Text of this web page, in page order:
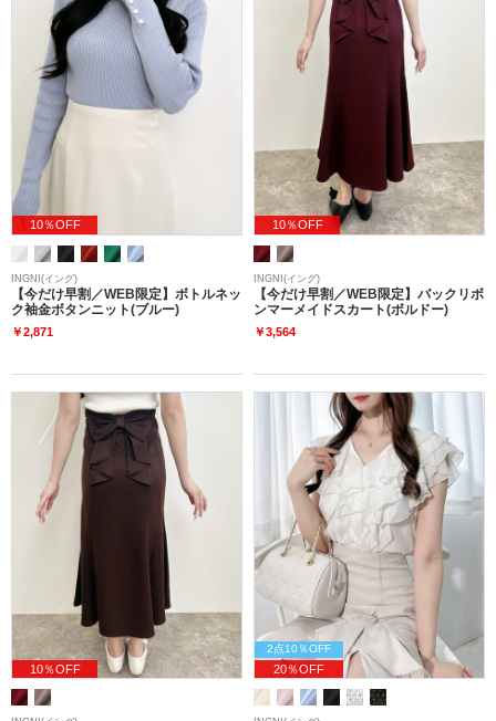
10％OFF
INGNI(イング)
【今だけ早割／WEB限定】ボトルネッ
ク袖金ボタンニット(ブルー)
￥2,871
10％OFF
INGNI(イング)
【今だけ早割／WEB限定】バックリボ
ンマーメイドスカート(ボルドー)
￥3,564
10％OFF
2点10％OFF
20％OFF